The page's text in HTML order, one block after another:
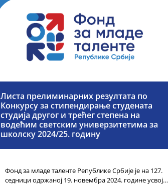
Листа прелиминарних резултата по
Конкурсу за стипендирање студената
студија другог и трећег степена на
водећим светским универзитетима за
школску 2024/25. годину
Фонд за младе таленте Републике Србије је на 127.
седници одржаној 19. новембра 2024. године усвојио